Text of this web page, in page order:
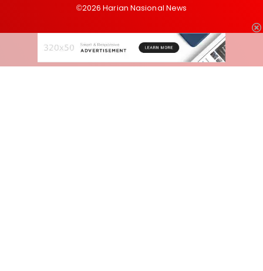
©2026 Harian Nasional News